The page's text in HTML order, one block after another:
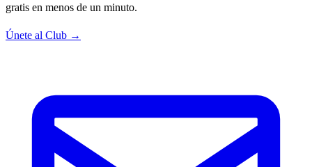
gratis en menos de un minuto.
Únete al Club →